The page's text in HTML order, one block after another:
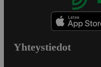
Yhteystiedot